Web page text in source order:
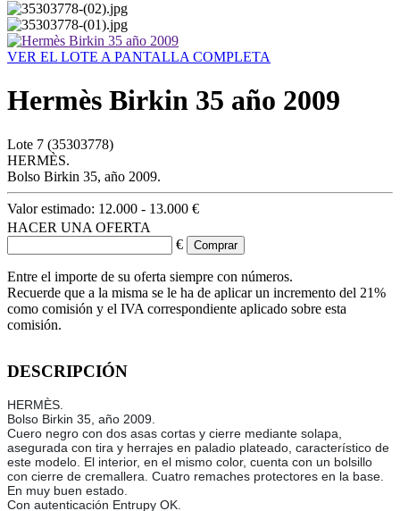
VER EL LOTE A PANTALLA COMPLETA
Hermès Birkin 35 año 2009
Lote 7 (35303778)
HERMÈS.
Bolso Birkin 35, año 2009.
Valor estimado: 12.000 - 13.000 €
HACER UNA OFERTA
€
Entre el importe de su oferta siempre con números.
Recuerde que a la misma se le ha de aplicar un incremento del 21%
como comisión y el IVA correspondiente aplicado sobre esta
comisión.
DESCRIPCIÓN
HERMÈS.
Bolso Birkin 35, año 2009.
Cuero negro con dos asas cortas y cierre mediante solapa,
asegurada con tira y herrajes en paladio plateado, característico de
este modelo. El interior, en el mismo color, cuenta con un bolsillo
con cierre de cremallera. Cuatro remaches protectores en la base.
En muy buen estado.
Con autenticación Entrupy OK.